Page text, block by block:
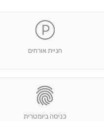
חניית אורחים
כניסה ביומטרית